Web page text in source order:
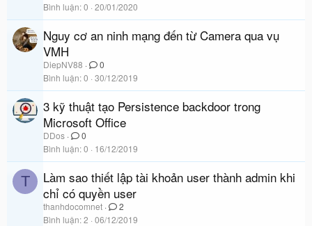
Bình luận 0 20/01/2020
Nguy cơ an ninh mạng đến từ Camera qua vụ
VMH
DiepNV88
0
Bình luận 0 30/12/2019
3 kỹ thuật tạo Persistence backdoor trong
Microsoft Office
DDos
0
Bình luận 0 16/12/2019
T
Làm sao thiết lập tài khoản user thành admin khi
chỉ có quyền user
thanhdocomnet
2
Bình luận 2 06/12/2019